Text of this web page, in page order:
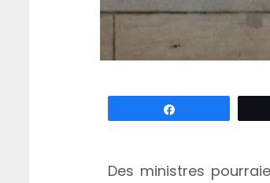
Des ministres